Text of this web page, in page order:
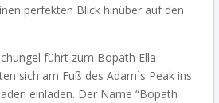
perfekten Blick hinüber auf den
führt zum Bopath Ella
sich am Fuß des Adam`s Peak ins
einladen. Der Name “Bopath